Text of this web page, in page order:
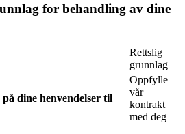
for behandling av dine
Rettslig
grunnlag
dine henvendelser til
Oppfylle
vår
kontrakt
med deg